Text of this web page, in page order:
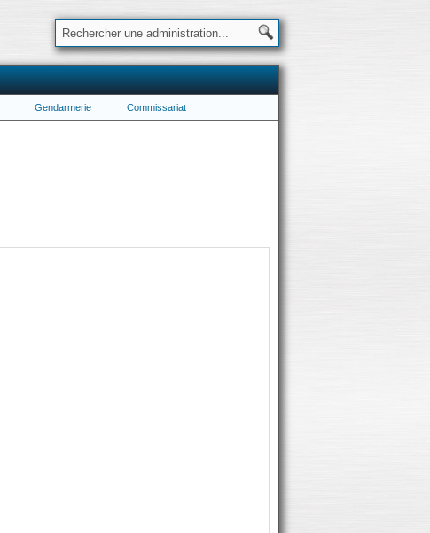
Gendarmerie Commissariat